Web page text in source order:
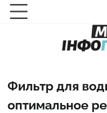
Перейти
Фильтр для
оптимальное